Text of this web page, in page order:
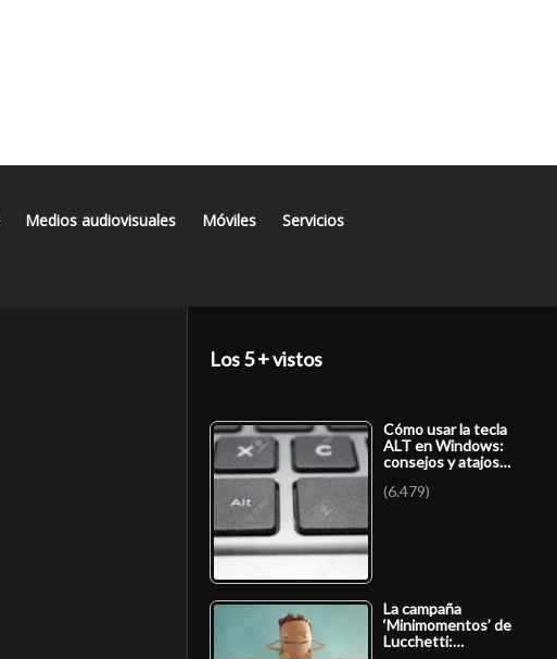
Medios audiovisuales Móviles Servicios
Los 5 + vistos
Cómo usar la tecla
ALT en Windows:
consejos y atajos…
(6.479)
La campaña
‘Minimomentos’ de
Lucchetti:…